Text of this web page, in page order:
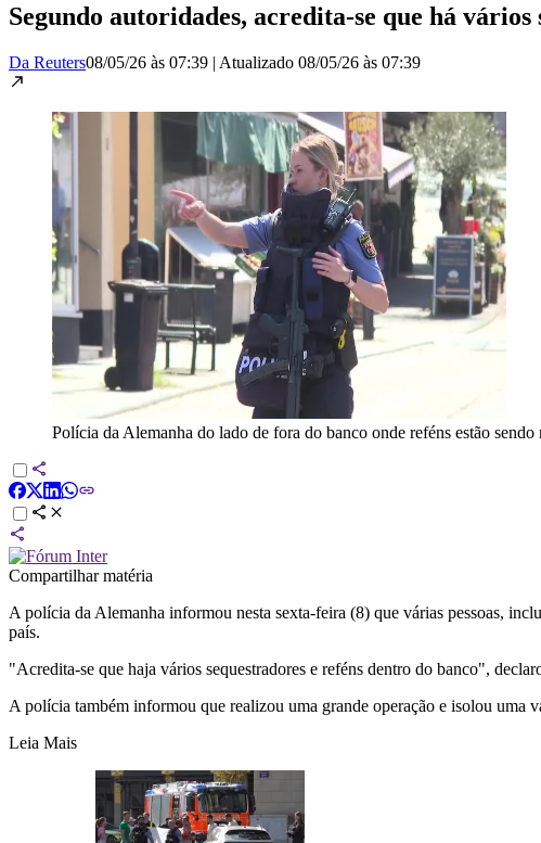
Segundo autoridades, acredita-se que há
Da Reuters08/05/26 às 07:39 | Atualizado 08/05/26 às 07:39
Polícia da Alemanha do lado de fora do banco onde reféns estão sendo
Compartilhar matéria
A polícia da Alemanha informou nesta sexta-feira (8) que várias pessoas,
país.
"Acredita-se que haja vários sequestradores e reféns dentro do banco",
A polícia também informou que realizou uma grande operação e isolou uma
Leia Mais